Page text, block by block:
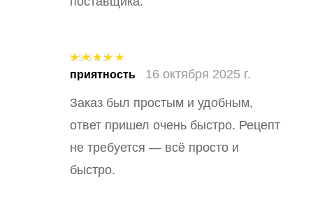
Оценка5из
приятность 16 октября 2025 г.
Заказ был простым и удобным,
ответ пришел очень быстро. Рецепт
не требуется — всё просто и
быстро.